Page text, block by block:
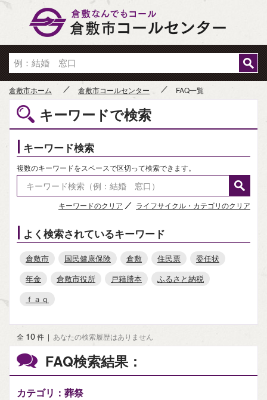
倉敷市ホーム 倉敷市コールセンター FAQ一覧
キーワードで検索
キーワード検索
複数のキーワードをスペースで区切って検索できます。
キーワードのクリア ライフサイクル・カテゴリのクリア
よく検索されているキーワード
倉敷市 国民健康保険 倉敷 住民票
委任状
年金
倉敷市役所 戸籍謄本
ふるさと納税
ｆａｑ
FAQ検索結果：
カテゴリ：葬祭
全 10件 | あなたの検索履歴はありません